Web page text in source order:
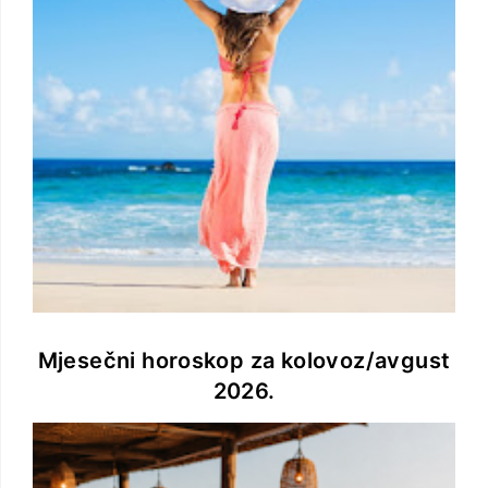
Mjesečni horoskop za kolovoz/avgust
2026.